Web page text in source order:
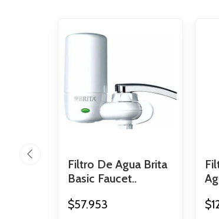
Filtro De Agua Brita
Basic Faucet..
$57.953